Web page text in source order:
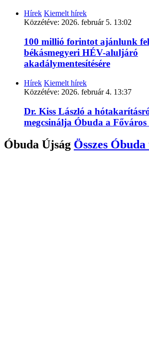
Hírek Kiemelt hírek
Közzétéve: 2026. február 5. 13:02
100 millió forintot ajánlunk
békásmegyeri HÉV-aluljáró
akadálymentesítésére
Hírek Kiemelt hírek
Közzétéve: 2026. február 4. 13:37
Dr. Kiss László a
megcsinálja Óbuda a Főváros
Óbuda Újság Összes Óbuda